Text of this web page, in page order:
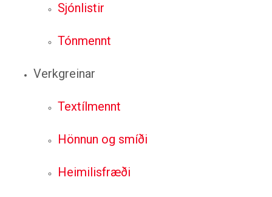
Sjónlistir
Tónmennt
Verkgreinar
Textílmennt
Hönnun og smíði
Heimilisfræði